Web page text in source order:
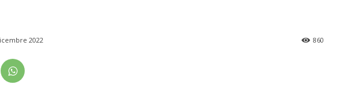
2022 860